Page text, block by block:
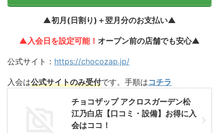
▲初月(日割り)＋翌月分のお支払い▲
▲入会日を設定可能！ オープン前の店舗でも安心▲
公式サイト： https://chocozap.jp/
入会は公式サイトのみ受付です。手順はコチラ
チョコザップ アクロスガーデン松
江乃白店【口コミ・設備】お得に入
会はココ！